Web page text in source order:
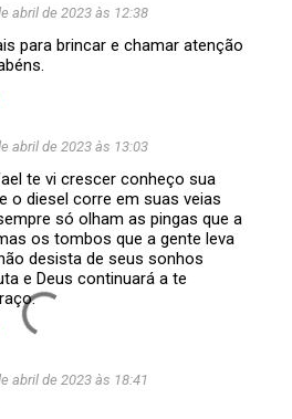
abril de 2023 às 12:38
para brincar e chamar atenção
abril de 2023 às 13:03
te vi crescer conheço sua
o diesel corre em suas veias
só olham as pingas que a
os tombos que a gente leva
desista de seus sonhos
e Deus continuará a te
abril de 2023 às 18:41